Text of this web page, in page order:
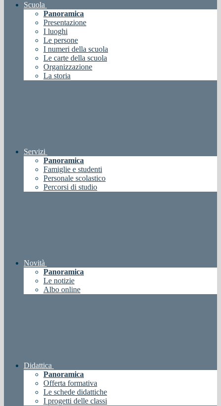
Scuola
Panoramica
Presentazione
I luoghi
Le persone
I numeri della scuola
Le carte della scuola
Organizzazione
La storia
Servizi
Panoramica
Famiglie e studenti
Personale scolastico
Percorsi di studio
Novità
Panoramica
Le notizie
Albo online
Didattica
Panoramica
Offerta formativa
Le schede didattiche
I progetti delle classi